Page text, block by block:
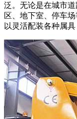
泛。无论是在城市
区、地下室、停车
以灵活配装各种属